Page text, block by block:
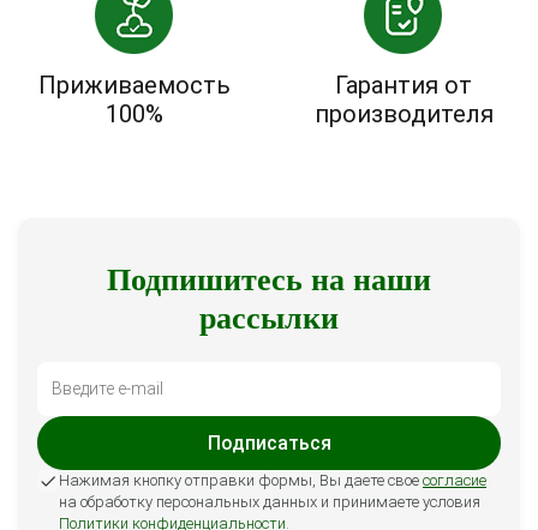
Приживаемость
100%
Гарантия от
производителя
Подпишитесь на наши
рассылки
Подписаться
Нажимая кнопку отправки формы, Вы даете свое согласие
на обработку персональных данных и принимаете условия
Политики конфиденциальности.